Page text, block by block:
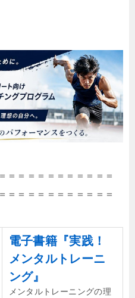
＝＝＝＝＝＝＝＝＝＝＝
＝＝＝＝＝＝＝＝＝＝＝
電子書籍『実践！
メンタルトレーニ
ング』
メンタルトレーニングの理